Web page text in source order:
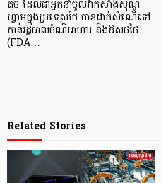
តិច ដែលជាអ្នកនាំចូលវ៉ាក់សាំងស៊ីណូ
ហ្វាមក្នុងប្រទេសថៃ បានដាក់សំណើទៅ
កាន់រដ្ឋបាលចំណីអាហារ និងឱសថថៃ
(FDA…
Related Stories